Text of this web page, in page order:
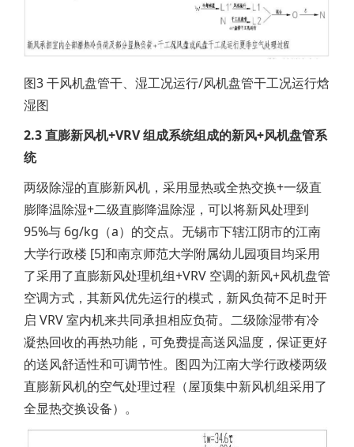
图3 干风机盘管干、湿工况运行/风机盘管干工况运行焓
湿图
2.3 直膨新风机+VRV 组成系统组成的新风+风机盘管系
统
两级除湿的直膨新风机，采用显热或全热交换+一级直
膨降温除湿+二级直膨降温除湿，可以将新风处理到
95%与 6g/kg（a）的交点。无锡市下辖江阴市的江南
大学行政楼 [5]和南京师范大学附属幼儿园项目均采用
了采用了直膨新风处理机组+VRV 空调的新风+风机盘管
空调方式，其新风优先运行的模式，新风负荷不足时开
启 VRV 室内机来共同承担相应负荷。二级除湿带有冷
凝热回收的再热功能，可免费提高送风温度，保证更好
的送风舒适性和可调节性。图四为江南大学行政楼两级
直膨新风机的空气处理过程（屋顶集中新风机组采用了
全显热交换设备）。